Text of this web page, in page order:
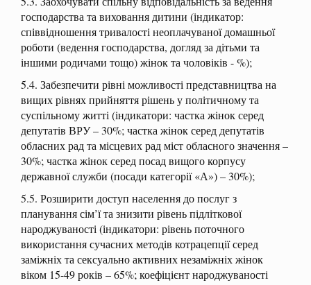
господарства та виховання дитини (індикатор:
співвідношення тривалості неоплачуваної домашньої
роботи (ведення господарства, догляд за дітьми та
іншими родичами тощо) жінок та чоловіків - %);
5.4. Забезпечити рівні можливості представництва на
вищих рівнях прийняття рішень у політичному та
суспільному житті (індикатори: частка жінок серед
депутатів ВРУ – 30%; частка жінок серед депутатів
обласних рад та місцевих рад міст обласного значення –
30%; частка жінок серед посад вищого корпусу
державної служби (посади категорії «А») – 30%);
5.5. Розширити доступ населення до послуг з
планування сім’ї та знизити рівень підліткової
народжуваності (індикатори: рівень поточного
використання сучасних методів котрацепції серед
заміжніх та сексуально активних незаміжніх жінок
віком 15-49 років – 65%; коефіцієнт народжуваності